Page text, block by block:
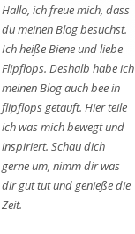
Hallo, ich freue mich, dass
du meinen Blog besuchst.
Ich heiße Biene und liebe
Flipflops. Deshalb habe ich
meinen Blog auch bee in
flipflops getauft. Hier teile
ich was mich bewegt und
inspiriert. Schau dich
gerne um, nimm dir was
dir gut tut und genieße die
Zeit.